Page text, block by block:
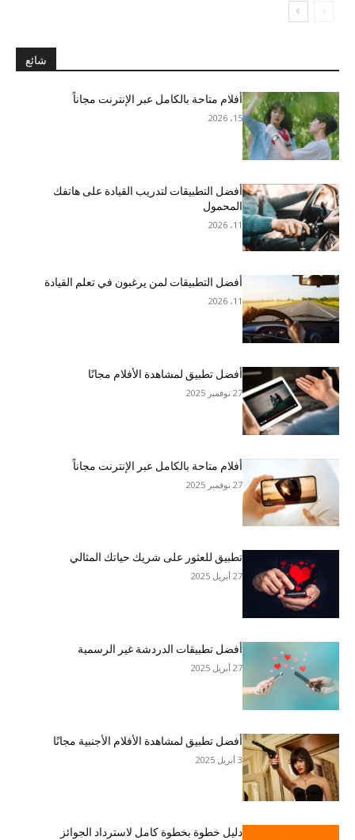
شائع
أفلام متاحة بالكامل عبر الإنترنت مجاناً
15، 2026
أفضل التطبيقات لتدريب القيادة على هاتفك
المحمول
11، 2026
أفضل التطبيقات لمن يرغبون في تعلم القيادة
11، 2026
أفضل تطبيق لمشاهدة الأفلام مجانًا
27 نوفمبر 2025
أفلام متاحة بالكامل عبر الإنترنت مجاناً
27 نوفمبر 2025
تطبيق للعثور على شريك حياتك المثالي
27 أبريل 2025
أفضل تطبيقات الدردشة غير الرسمية
27 أبريل 2025
أفضل تطبيق لمشاهدة الأفلام الأجنبية مجانًا
3 أبريل 2025
دليل خطوة بخطوة كامل لاسترداد الجوائز